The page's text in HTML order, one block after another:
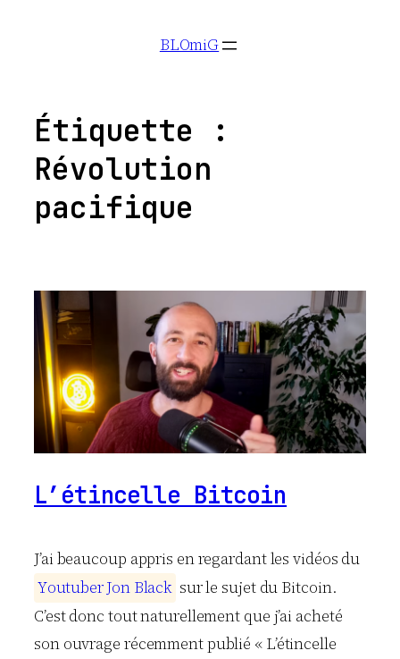
BLOmiG
Étiquette :
Révolution
pacifique
L’étincelle Bitcoin
J’ai beaucoup appris en regardant les vidéos du
YoutuberJon Black sur le sujet du Bitcoin.
C’est donc tout naturellement que j’ai acheté
son ouvrage récemment publié « L’étincelle